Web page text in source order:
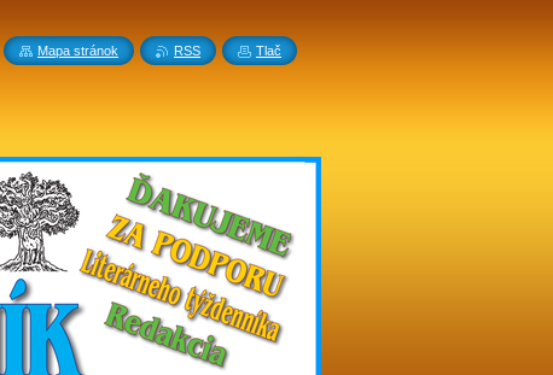
Mapa stránok RSS Tlač